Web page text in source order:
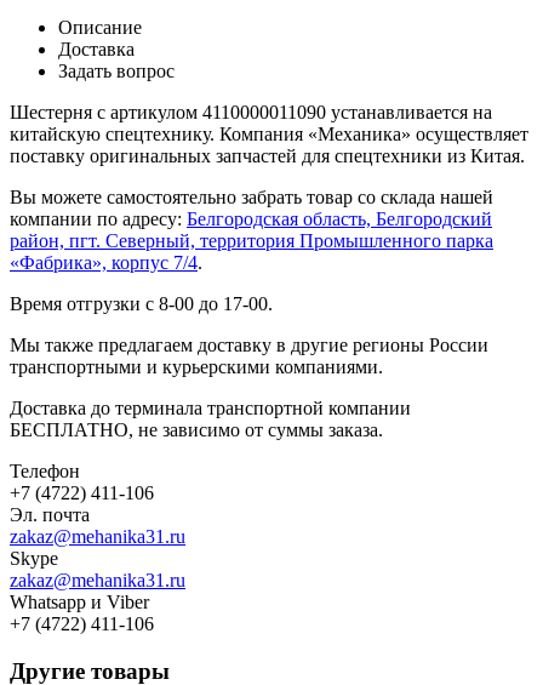
Описание
Доставка
Задать вопрос
Шестерня с артикулом 4110000011090 устанавливается на
китайскую спецтехнику. Компания «Механика» осуществляет
поставку оригинальных запчастей для спецтехники из Китая.
Вы можете самостоятельно забрать товар со склада нашей
компании по адресу: Белгородская область, Белгородский
район, пгт. Северный, территория Промышленного парка
«Фабрика», корпус 7/4.
Время отгрузки с 8-00 до 17-00.
Мы также предлагаем доставку в другие регионы России
транспортными и курьерскими компаниями.
Доставка до терминала транспортной компании
БЕСПЛАТНО, не зависимо от суммы заказа.
Телефон
+7 (4722) 411-106
Эл. почта
zakaz@mehanika31.ru
Skype
zakaz@mehanika31.ru
Whatsapp и Viber
+7 (4722) 411-106
Другие товары